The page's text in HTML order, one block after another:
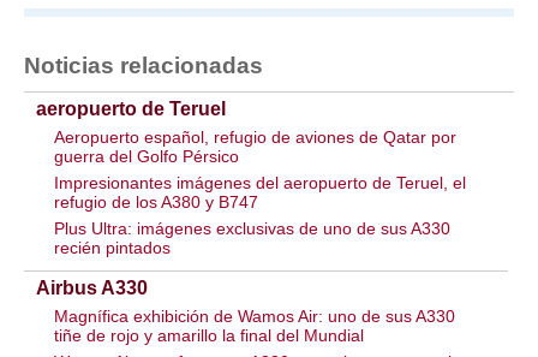
Noticias relacionadas
aeropuerto de Teruel
Aeropuerto español, refugio de aviones de Qatar por
guerra del Golfo Pérsico
Impresionantes imágenes del aeropuerto de Teruel, el
refugio de los A380 y B747
Plus Ultra: imágenes exclusivas de uno de sus A330
recién pintados
Airbus A330
Magnífica exhibición de Wamos Air: uno de sus A330
tiñe de rojo y amarillo la final del Mundial